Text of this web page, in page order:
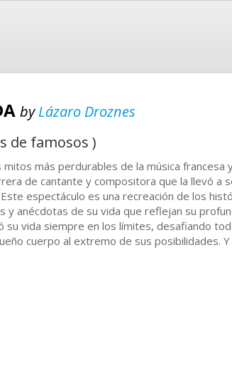
byLázaro Droznes
de famosos )
más perdurables de la música francesa
de cantante y compositora que la llevó a
espectáculo es una recreación de los
y anécdotas de su vida que reflejan su
su vida siempre en los límites, desafiando
cuerpo al extremo de sus posibilidades.